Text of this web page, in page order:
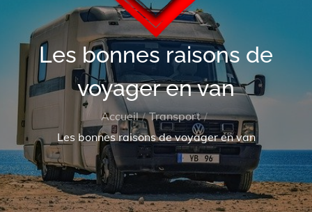
Les bonnes raisons de
voyager en van
Accueil
Transport
Les bonnes raisons de voyager en van